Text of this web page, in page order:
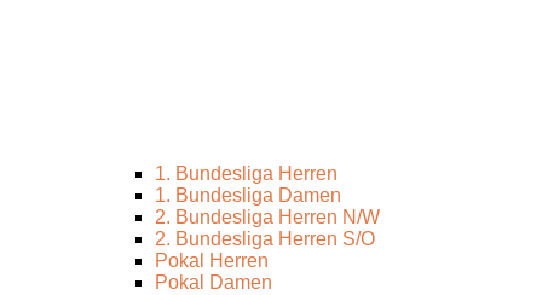
1. Bundesliga Herren
1. Bundesliga Damen
2. Bundesliga Herren N/W
2. Bundesliga Herren S/O
Pokal Herren
Pokal Damen